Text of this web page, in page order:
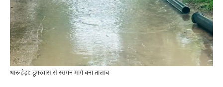
धारूहेड़ा: डूंगरवास से रसगन मार्ग बना तालाब